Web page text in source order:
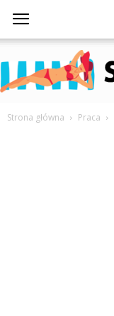
Strona główna Praca